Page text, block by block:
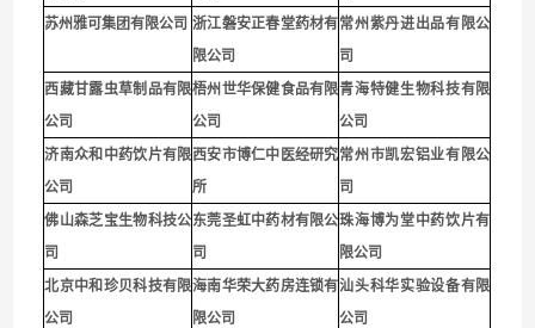
苏州雅可集团有限公司 浙江磐安正春堂药材有
限公司
常州紫丹进出品有限公
司
西藏甘露虫草制品有限
公司
梧州世华保健食品有限
公司
青海特健生物科技有限
公司
济南众和中药饮片有限
公司
西安市博仁中医经研究
所
常州市凯宏铝业有限公
司
佛山森芝宝生物科技公
司
东莞圣虹中药材有限公
司
珠海博为堂中药饮片有
限公司
北京中和珍贝科技有限
公司
海南华荣大药房连锁有
限公司
汕头科华实验设备有限
公司